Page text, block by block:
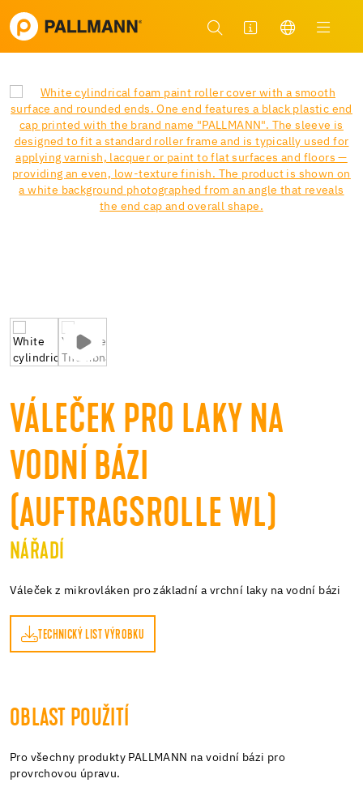
VÁLEČEK PRO LAKY NA
VODNÍ BÁZI
(AUFTRAGSROLLE WL)
NÁŘADÍ
Váleček z mikrovláken pro základní a vrchní laky na vodní bázi
TECHNICKÝ LIST VÝROBKU
OBLAST POUŽITÍ
Pro všechny produkty PALLMANN na voidní bázi pro
provrchovou úpravu.